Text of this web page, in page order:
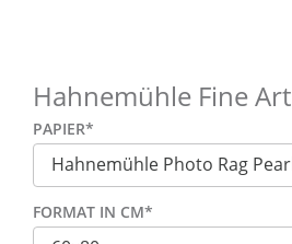
Hahnemühle Fine Art
PAPIER*
FORMAT IN CM*